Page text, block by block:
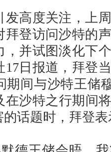
高度关注，上周
拜登访问沙特的
，并试图淡化下
日报道，拜登
间与沙特王储
沙特之行期间
话题时，拜登